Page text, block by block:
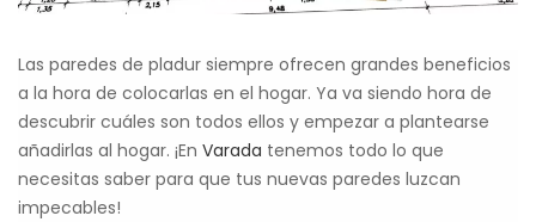
Las paredes de pladur siempre ofrecen grandes beneficios
a la hora de colocarlas en el hogar. Ya va siendo hora de
descubrir cuáles son todos ellos y empezar a plantearse
añadirlas al hogar. ¡En Varada tenemos todo lo que
necesitas saber para que tus nuevas paredes luzcan
impecables!